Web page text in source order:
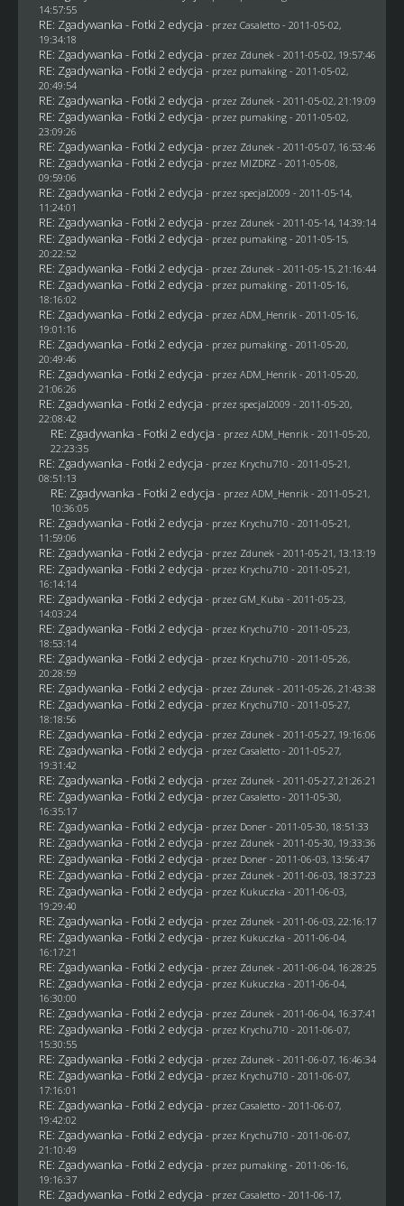
14:57:55
RE: Zgadywanka - Fotki 2 edycja - przez Casaletto- 2011-05-02,
19:34:18
RE: Zgadywanka - Fotki 2 edycja - przez Zdunek- 2011-05-02, 19:57:46
RE: Zgadywanka - Fotki 2 edycja - przez pumaking- 2011-05-02,
20:49:54
RE: Zgadywanka - Fotki 2 edycja - przez Zdunek- 2011-05-02, 21:19:09
RE: Zgadywanka - Fotki 2 edycja - przez pumaking- 2011-05-02,
23:09:26
RE: Zgadywanka - Fotki 2 edycja - przez Zdunek- 2011-05-07, 16:53:46
RE: Zgadywanka - Fotki 2 edycja - przez MIZDRZ- 2011-05-08,
09:59:06
RE: Zgadywanka - Fotki 2 edycja - przez specjal2009 - 2011-05-14,
11:24:01
RE: Zgadywanka - Fotki 2 edycja - przez Zdunek- 2011-05-14, 14:39:14
RE: Zgadywanka - Fotki 2 edycja - przez pumaking- 2011-05-15,
20:22:52
RE: Zgadywanka - Fotki 2 edycja - przez Zdunek- 2011-05-15, 21:16:44
RE: Zgadywanka - Fotki 2 edycja - przez pumaking- 2011-05-16,
18:16:02
RE: Zgadywanka - Fotki 2 edycja - przez ADM_Henrik- 2011-05-16,
19:01:16
RE: Zgadywanka - Fotki 2 edycja - przez pumaking- 2011-05-20,
20:49:46
RE: Zgadywanka - Fotki 2 edycja - przez ADM_Henrik- 2011-05-20,
21:06:26
RE: Zgadywanka - Fotki 2 edycja - przez specjal2009 - 2011-05-20,
22:08:42
RE: Zgadywanka - Fotki 2 edycja - przez ADM_Henrik- 2011-05-20,
22:23:35
RE: Zgadywanka - Fotki 2 edycja - przez Krychu710 - 2011-05-21,
08:51:13
RE: Zgadywanka - Fotki 2 edycja - przez ADM_Henrik- 2011-05-21,
10:36:05
RE: Zgadywanka - Fotki 2 edycja - przez Krychu710 - 2011-05-21,
11:59:06
RE: Zgadywanka - Fotki 2 edycja - przez Zdunek- 2011-05-21, 13:13:19
RE: Zgadywanka - Fotki 2 edycja - przez Krychu710 - 2011-05-21,
16:14:14
RE: Zgadywanka - Fotki 2 edycja - przez GM_Kuba - 2011-05-23,
14:03:24
RE: Zgadywanka - Fotki 2 edycja - przez Krychu710 - 2011-05-23,
18:53:14
RE: Zgadywanka - Fotki 2 edycja - przez Krychu710 - 2011-05-26,
20:28:59
RE: Zgadywanka - Fotki 2 edycja - przez Zdunek- 2011-05-26, 21:43:38
RE: Zgadywanka - Fotki 2 edycja - przez Krychu710 - 2011-05-27,
18:18:56
RE: Zgadywanka - Fotki 2 edycja - przez Zdunek- 2011-05-27, 19:16:06
RE: Zgadywanka - Fotki 2 edycja - przez Casaletto- 2011-05-27,
19:31:42
RE: Zgadywanka - Fotki 2 edycja - przez Zdunek- 2011-05-27, 21:26:21
RE: Zgadywanka - Fotki 2 edycja - przez Casaletto- 2011-05-30,
16:35:17
RE: Zgadywanka - Fotki 2 edycja - przez Doner- 2011-05-30, 18:51:33
RE: Zgadywanka - Fotki 2 edycja - przez Zdunek- 2011-05-30, 19:33:36
RE: Zgadywanka - Fotki 2 edycja - przez Doner- 2011-06-03, 13:56:47
RE: Zgadywanka - Fotki 2 edycja - przez Zdunek- 2011-06-03, 18:37:23
RE: Zgadywanka - Fotki 2 edycja - przez Kukuczka - 2011-06-03,
19:29:40
RE: Zgadywanka - Fotki 2 edycja - przez Zdunek- 2011-06-03, 22:16:17
RE: Zgadywanka - Fotki 2 edycja - przez Kukuczka - 2011-06-04,
16:17:21
RE: Zgadywanka - Fotki 2 edycja - przez Zdunek- 2011-06-04, 16:28:25
RE: Zgadywanka - Fotki 2 edycja - przez Kukuczka - 2011-06-04,
16:30:00
RE: Zgadywanka - Fotki 2 edycja - przez Zdunek- 2011-06-04, 16:37:41
RE: Zgadywanka - Fotki 2 edycja - przez Krychu710 - 2011-06-07,
15:30:55
RE: Zgadywanka - Fotki 2 edycja - przez Zdunek- 2011-06-07, 16:46:34
RE: Zgadywanka - Fotki 2 edycja - przez Krychu710 - 2011-06-07,
17:16:01
RE: Zgadywanka - Fotki 2 edycja - przez Casaletto- 2011-06-07,
19:42:02
RE: Zgadywanka - Fotki 2 edycja - przez Krychu710 - 2011-06-07,
21:10:49
RE: Zgadywanka - Fotki 2 edycja - przez pumaking- 2011-06-16,
19:16:37
RE: Zgadywanka - Fotki 2 edycja - przez Casaletto- 2011-06-17,